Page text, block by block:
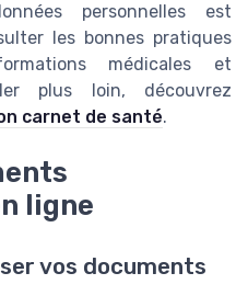
personnelles est
les bonnes pratiques
médicales et
plus loin, découvrez
carnet de santé.
ligne
vos documents